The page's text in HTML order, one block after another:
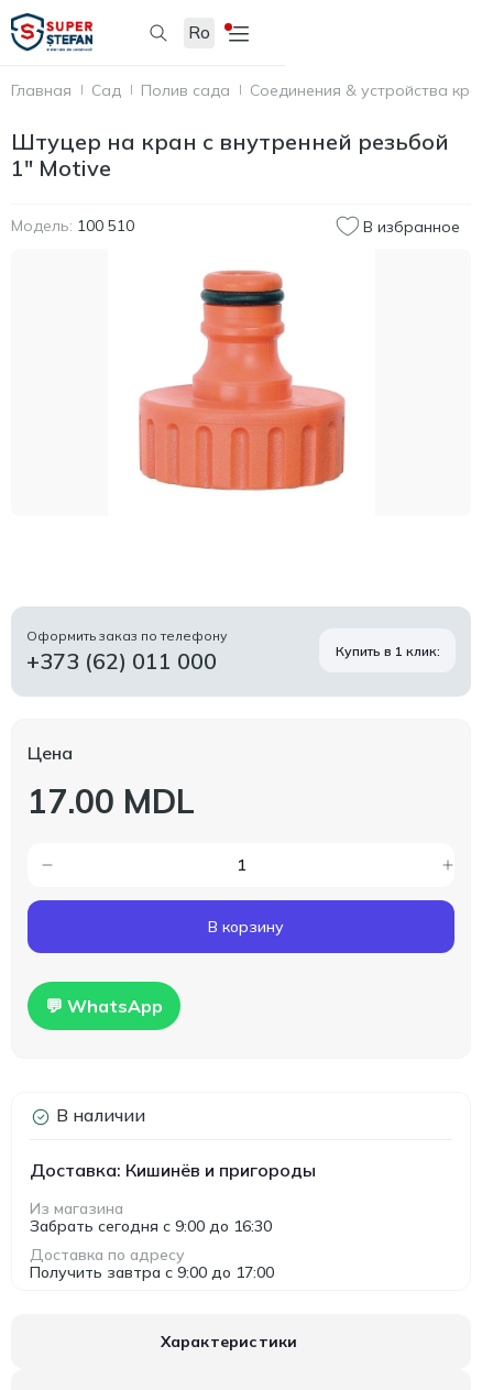
Ro
Главная Сад Полив сада Соединения & устройства
Штуцер на кран с внутренней резьбой
1" Motive
Модель: 100 510 В избранное
Оформить заказ по телефону
+373 (62) 011 000 Купить в 1 клик:
Цена
17.00 MDL
В корзину
💬 WhatsApp
В наличии
Доставка: Кишинёв и пригороды
Из магазина
Забрать сегодня с 9:00 до 16:30
Доставка по адресу
Получить завтра с 9:00 до 17:00
Характеристики